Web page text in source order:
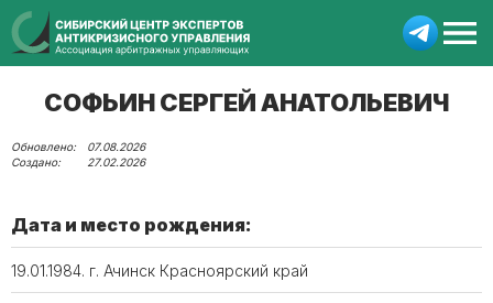
СОФЬИН СЕРГЕЙ АНАТОЛЬЕВИЧ
07.08.2026
27.02.2026
Дата и место рождения:
19.01.1984. г. Ачинск Красноярский край